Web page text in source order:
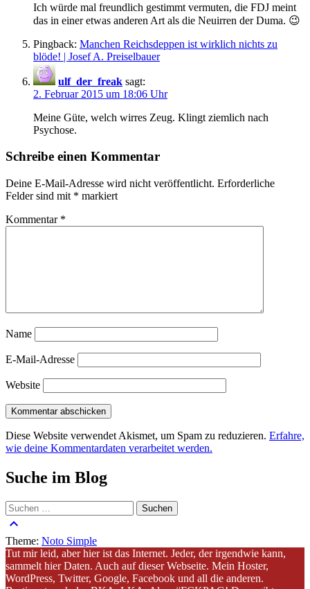
Ich würde mal freundlich gestimmt vermuten, die FDJ meint
das in einer etwas anderen Art als die Neuirren der Duma. 😉
Pingback: Manchen Reichsdeppen ist wirklich nichts zu
blöde! | Josef A. Preiselbauer
ulf_der_freak sagt:
2. Februar 2015 um 18:06 Uhr
Meine Güte, welch wirres Zeug. Klingt ziemlich nach
Psychose.
Schreibe einen Kommentar
Deine E-Mail-Adresse wird nicht veröffentlicht. Erforderliche
Felder sind mit * markiert
Kommentar *
Name
E-Mail-Adresse
Website
Diese Website verwendet Akismet, um Spam zu reduzieren. Erfahre,
wie deine Kommentardaten verarbeitet werden.
Suche im Blog
Suchen
nach:
keyboard_arrow_up
Theme: Noto Simple
Tut mir leid, aber hier ist das Internet. Jeder, der irgendwie kann,
sammelt hier Daten. Auch auf dieser Webseite. Mein Hoster,
WordPress, Twitter, Google, Facebook und all die anderen.